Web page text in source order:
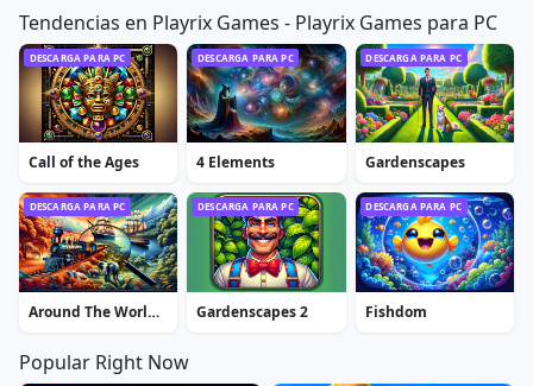
Tendencias en Playrix Games - Playrix Games para PC
DESCARGA PARA PC
Call of the Ages
DESCARGA PARA PC
4 Elements
DESCARGA PARA PC
Gardenscapes
DESCARGA PARA PC
Around The World In 80 Days Extended Edition
DESCARGA PARA PC
Gardenscapes 2
DESCARGA PARA PC
Fishdom
Popular Right Now